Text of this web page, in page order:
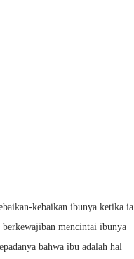
kebaikan ibunya ketika ia
berkewajiban mencintai ibunya
bahwa ibu adalah hal